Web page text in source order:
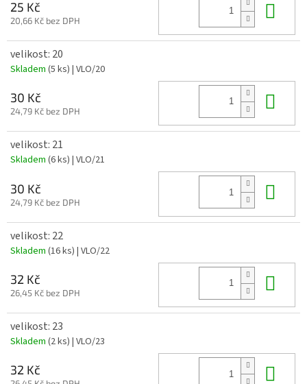
25 Kč
20,66 Kč bez DPH
velikost: 20
Skladem (5 ks) | VLO/20
30 Kč
24,79 Kč bez DPH
velikost: 21
Skladem (6 ks) | VLO/21
30 Kč
24,79 Kč bez DPH
velikost: 22
Skladem (16 ks) | VLO/22
32 Kč
26,45 Kč bez DPH
velikost: 23
Skladem (2 ks) | VLO/23
32 Kč